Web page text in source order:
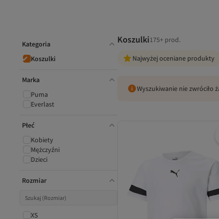
Koszulki175+ prod.
Najwyżej oceniane produkty
Wyszukiwanie nie zwróciło
Kategoria
Koszulki
Marka
Puma
Everlast
Płeć
Kobiety
Mężczyźni
Dzieci
Rozmiar
XS